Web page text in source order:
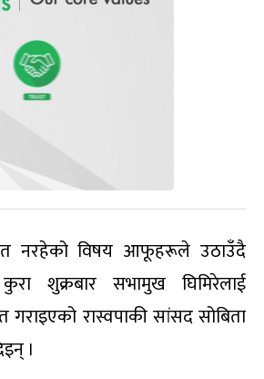
नरहेको विषय आफूहरूले उठाउँदै
शुक्रबार सभामुख घिमिरेलाई
रास्वपाकी सांसद सोबिता
।